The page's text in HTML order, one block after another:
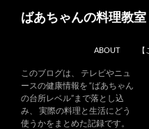
ばあちゃんの料理教
ABOUT
このブログは、 テレビやニュ
ースの健康情報を “ばあちゃん
の台所レベル”まで落とし込
み、 実際の料理と生活にどう
使うかをまとめた記録です。